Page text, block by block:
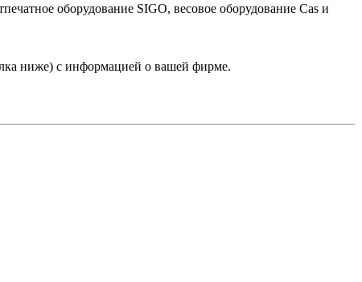
оборудование SIGO, весовое оборудование Cas и
ниже) с информацией о вашей фирме.